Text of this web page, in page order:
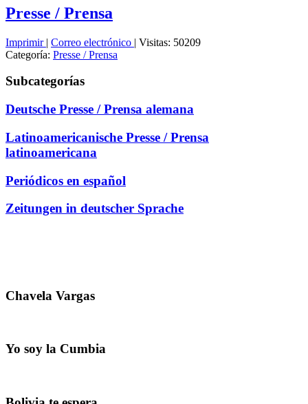
Presse / Prensa
Imprimir | Correo electrónico | Visitas: 50209
Categoría: Presse / Prensa
Subcategorías
Deutsche Presse / Prensa alemana
Latinoamericanische Presse / Prensa
latinoamericana
Periódicos en español
Zeitungen in deutscher Sprache
Chavela Vargas
Yo soy la Cumbia